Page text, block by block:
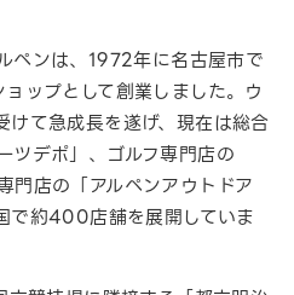
ペンは、1972年に名古屋市で
ップとして創業しました。ウ
けて急成長を遂げ、現在は総合
ツデポ」、ゴルフ専門店の
門店の「アルペンアウトドア
で約400店舗を展開していま